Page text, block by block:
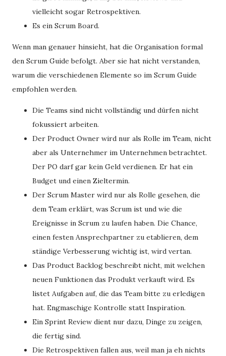
vielleicht sogar Retrospektiven.
Es ein Scrum Board.
Wenn man genauer hinsieht, hat die Organisation formal
den Scrum Guide befolgt. Aber sie hat nicht verstanden,
warum die verschiedenen Elemente so im Scrum Guide
empfohlen werden.
Die Teams sind nicht vollständig und dürfen nicht
fokussiert arbeiten.
Der Product Owner wird nur als Rolle im Team, nicht
aber als Unternehmer im Unternehmen betrachtet.
Der PO darf gar kein Geld verdienen. Er hat ein
Budget und einen Zieltermin.
Der Scrum Master wird nur als Rolle gesehen, die
dem Team erklärt, was Scrum ist und wie die
Ereignisse in Scrum zu laufen haben. Die Chance,
einen festen Ansprechpartner zu etablieren, dem
ständige Verbesserung wichtig ist, wird vertan.
Das Product Backlog beschreibt nicht, mit welchen
neuen Funktionen das Produkt verkauft wird. Es
listet Aufgaben auf, die das Team bitte zu erledigen
hat. Engmaschige Kontrolle statt Inspiration.
Ein Sprint Review dient nur dazu, Dinge zu zeigen,
die fertig sind.
Die Retrospektiven fallen aus, weil man ja eh nichts